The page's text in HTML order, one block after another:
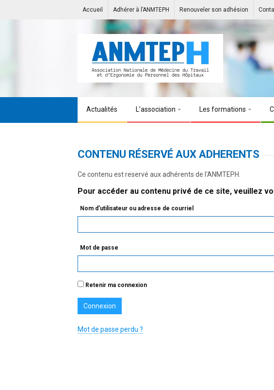
Accueil Adhérer à l’ANMTEPH Renouveler son adhésion
Actualités L’association Les formations
CONTENU RÉSERVÉ AUX ADHERENTS
Ce contenu est reservé aux adhérents de l'ANMTEPH.
Pour accéder au contenu privé de ce site, veuillez
Nom d'utilisateur ou adresse de courriel
Mot de passe
Retenir ma connexion
Mot de passe perdu ?